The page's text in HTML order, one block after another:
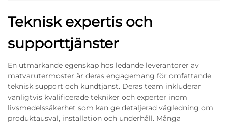
Teknisk expertis och
supporttjänster
En utmärkande egenskap hos ledande leverantörer av
matvarutermoster är deras engagemang för omfattande
teknisk support och kundtjänst. Deras team inkluderar
vanligtvis kvalificerade tekniker och experter inom
livsmedelssäkerhet som kan ge detaljerad vägledning om
produktausval, installation och underhåll. Många